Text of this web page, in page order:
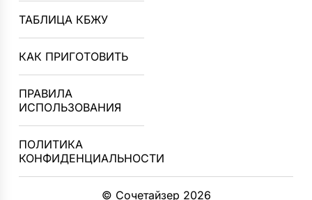
ТАБЛИЦА КБЖУ
КАК ПРИГОТОВИТЬ
ПРАВИЛА
ИСПОЛЬЗОВАНИЯ
ПОЛИТИКА
КОНФИДЕНЦИАЛЬНОСТИ
© Сочетайзер 2026